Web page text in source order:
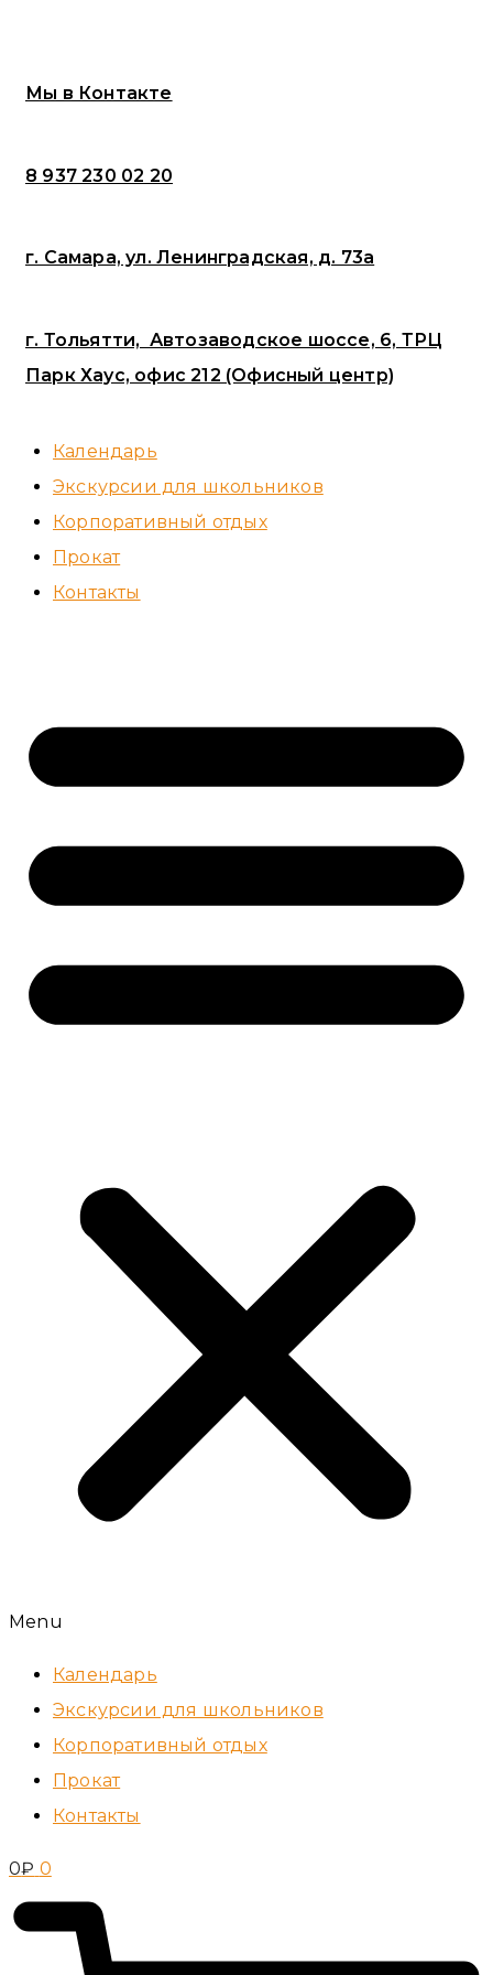
Мы в Контакте
8 937 230 02 20
г. Самара, ул. Ленинградская, д. 73а
г. Тольятти, Автозаводское шоссе, 6, ТРЦ
Парк Хаус, офис 212 (Офисный центр)
Календарь
Экскурсии для школьников
Корпоративный отдых
Прокат
Контакты
Menu
Календарь
Экскурсии для школьников
Корпоративный отдых
Прокат
Контакты
0₽ 0